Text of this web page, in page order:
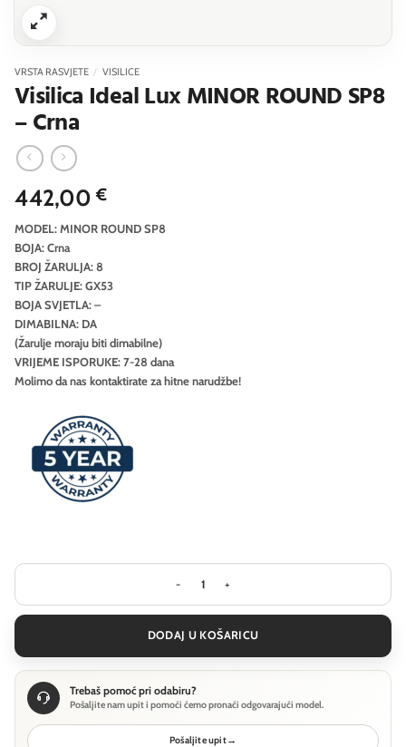
VRSTA RASVJETE / VISILICE
Visilica Ideal Lux MINOR ROUND SP8
– Crna
442,00€
MODEL: MINOR ROUND SP8
BOJA: Crna
BROJ ŽARULJA: 8
TIP ŽARULJE: GX53
BOJA SVJETLA: –
DIMABILNA: DA
(Žarulje moraju biti dimabilne)
VRIJEME ISPORUKE: 7-28 dana
Molimo da nas kontaktirate za hitne narudžbe!
Visilica Ideal Lux MINOR ROUND
DODAJ U KOŠARICU
Trebaš pomoć pri odabiru?
Pošaljite nam upit i pomoći ćemo pronaći odgovarajući model.
Pošaljite upit→